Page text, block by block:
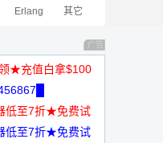
Erlang 其它
广告 商业广告，理
★充值白拿$100
低至7折★免费试
低至7折★免费试